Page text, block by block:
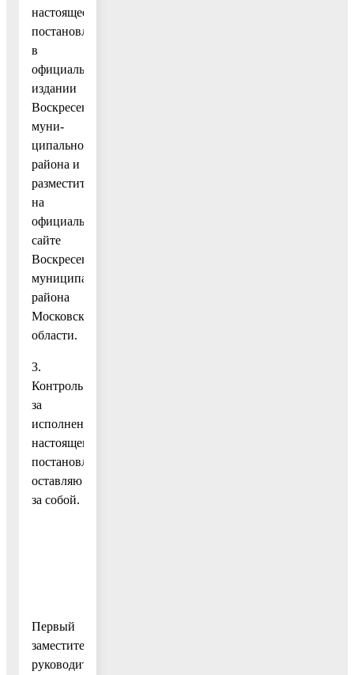
настоящее
постановление
в
официальном
издании
Воскресенского
муни-
ципального
района и
разместить
на
официальном
сайте
Воскресенского
муниципального
района
Московской
области.
3.
Контроль
за
исполнением
настоящего
постановления
оставляю
за собой.
Первый
заместитель
руководителя